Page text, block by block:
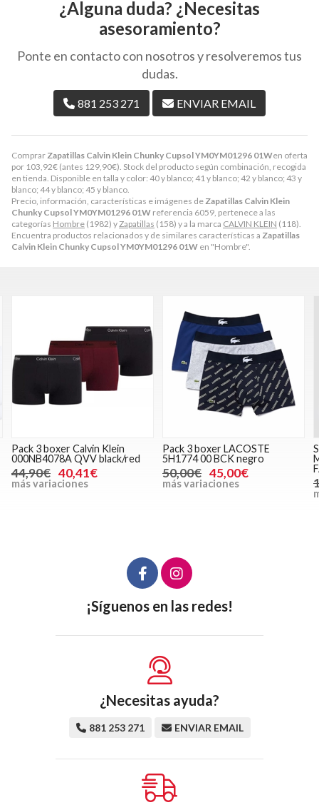
Comprar Zapatillas Calvin Klein Chunky Cupsol YM0YM01296 01Wen oferta
por 103,92€ (antes 129,90€). Stock del producto según combinación, recogida
en tienda. Disponible en talla y color: 40 y blanco; 41 y blanco; 42 y blanco; 43 y
blanco; 44 y blanco; 45 y blanco.
Precio, información, características e imágenes de Zapatillas Calvin Klein
Chunky Cupsol YM0YM01296 01W referencia 6059, pertenece a las
categorías Hombre (1982) y Zapatillas (158) y a la marca CALVIN KLEIN (118).
Encuentra productos relacionados y de similares características a Zapatillas
Calvin Klein Chunky Cupsol YM0YM01296 01W en "Hombre".
¿Alguna duda? ¿Necesitas
asesoramiento?
Ponte en contacto con nosotros y resolveremos tus
dudas.
881 253 271 ENVIAR EMAIL
Pack 3 boxer LACOSTE
5H1774 00 BCK negro
50,00€ 45,00€
más variaciones
Sudadera sin capucha Antony
Morato MMFL01036-
FA210084 9000 negro
139,00€ 111,20€
¡Síguenos en las redes!
¿Necesitas ayuda?
881 253 271 ENVIAR EMAIL